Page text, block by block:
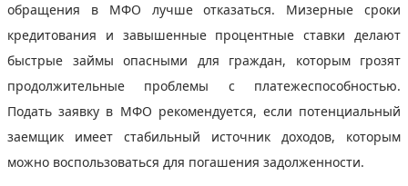
обращения в МФО лучше отказаться. Мизерные сроки
кредитования и завышенные процентные ставки делают
быстрые займы опасными для граждан, которым грозят
продолжительные проблемы с платежеспособностью.
Подать заявку в МФО рекомендуется, если потенциальный
заемщик имеет стабильный источник доходов, которым
можно воспользоваться для погашения задолженности.